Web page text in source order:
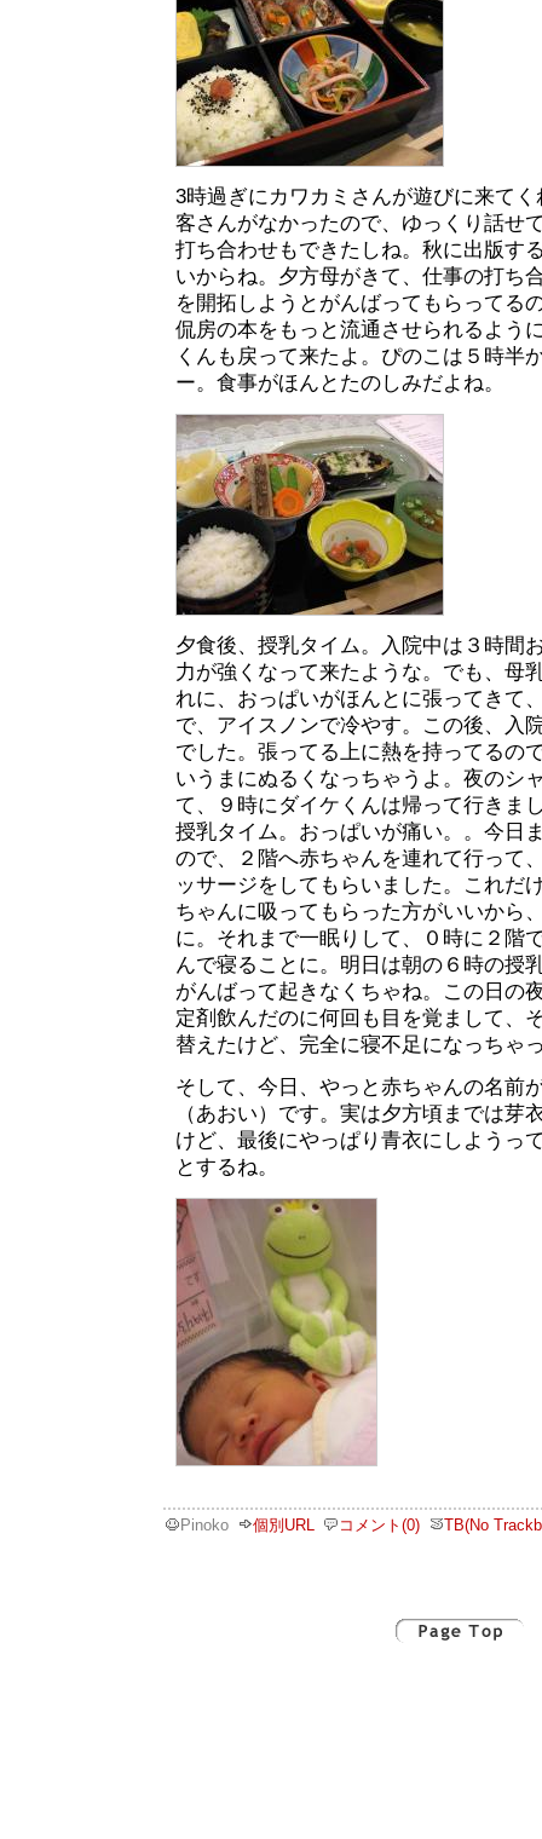
3時過ぎにカワカミさんが遊びに来て
客さんがなかったので、ゆっくり話せ
打ち合わせもできたしね。秋に出版す
いからね。夕方母がきて、仕事の打ち
を開拓しようとがんばってもらってる
侃房の本をもっと流通させられるよう
くんも戻って来たよ。ぴのこは５時半
ー。食事がほんとたのしみだよね。
夕食後、授乳タイム。入院中は３時間
力が強くなって来たような。でも、母
れに、おっぱいがほんとに張ってきて
で、アイスノンで冷やす。この後、入
でした。張ってる上に熱を持ってるの
いうまにぬるくなっちゃうよ。夜のシ
て、９時にダイケくんは帰って行きま
授乳タイム。おっぱいが痛い。。今日
ので、２階へ赤ちゃんを連れて行って
ッサージをしてもらいました。これだ
ちゃんに吸ってもらった方がいいから
に。それまで一眠りして、０時に２階
んで寝ることに。明日は朝の６時の授
がんばって起きなくちゃね。この日の
定剤飲んだのに何回も目を覚まして、
替えたけど、完全に寝不足になっちゃ
そして、今日、やっと赤ちゃんの名前
（あおい）です。実は夕方頃までは芽
けど、最後にやっぱり青衣にしようっ
とするね。
Pinoko 個別URL コメント(0) TB(No